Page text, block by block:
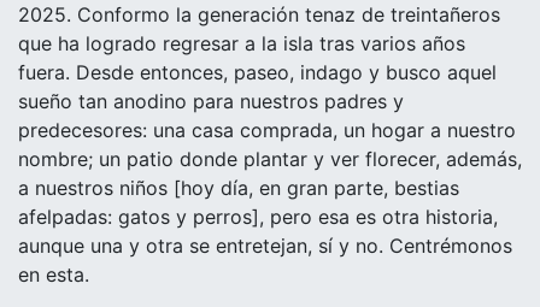
2025. Conformo la generación tenaz de treintañeros
que ha logrado regresar a la isla tras varios años
fuera. Desde entonces, paseo, indago y busco aquel
sueño tan anodino para nuestros padres y
predecesores: una casa comprada, un hogar a nuestro
nombre; un patio donde plantar y ver florecer, además,
a nuestros niños [hoy día, en gran parte, bestias
afelpadas: gatos y perros], pero esa es otra historia,
aunque una y otra se entretejan, sí y no. Centrémonos
en esta.